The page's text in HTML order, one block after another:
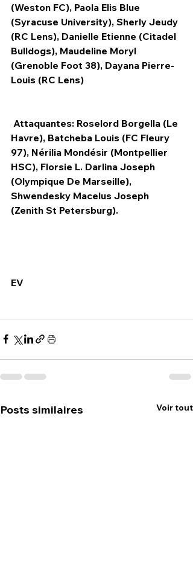
(Weston FC), Paola Elis Blue
(Syracuse University), Sherly Jeudy
(RC Lens), Danielle Etienne (Citadel
Bulldogs), Maudeline Moryl
(Grenoble Foot 38), Dayana Pierre-
Louis (RC Lens)
Havre), Batcheba Louis (FC Fleury
97), Nérilia Mondésir (Montpellier
HSC), Florsie L. Darlina Joseph
(Olympique De Marseille),
Shwendesky Macelus Joseph
(Zenith St Petersburg).
EV
Posts similaires Voir tout